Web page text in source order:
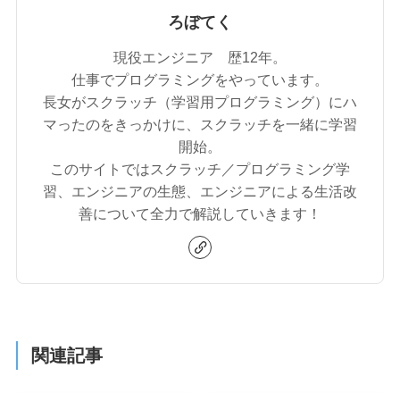
ろぼてく
現役エンジニア 歴12年。
仕事でプログラミングをやっています。
長女がスクラッチ（学習用プログラミング）にハ
マったのをきっかけに、スクラッチを一緒に学習
開始。
このサイトではスクラッチ／プログラミング学
習、エンジニアの生態、エンジニアによる生活改
善について全力で解説していきます！
関連記事